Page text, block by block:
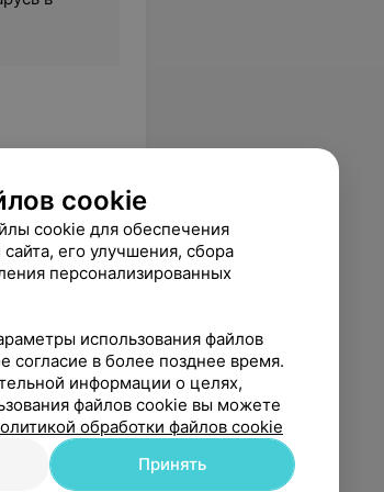
по
cookie
cookie для обеспечения
его улучшения, сбора
персонализированных
использования файлов
согласие в более позднее время.
информации о целях,
файлов cookie вы можете
обработки файлов cookie
Принять